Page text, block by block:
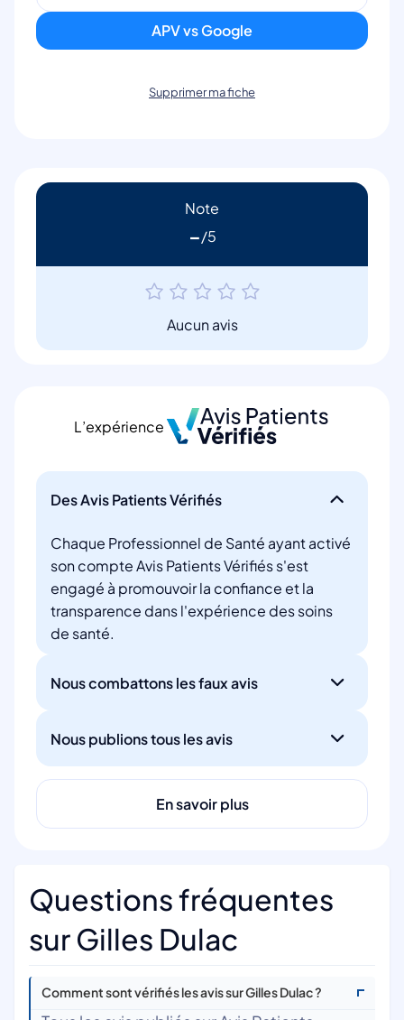
APV vs Google
Supprimer ma fiche
Note
-
Aucun avis
L’expérience
Des Avis Patients Vérifiés
Chaque Professionnel de Santé ayant activé
son compte Avis Patients Vérifiés s'est
engagé à promouvoir la confiance et la
transparence dans l'expérience des soins
de santé.
Nous combattons les faux avis
Nous publions tous les avis
En savoir plus
Questions fréquentes
sur Gilles Dulac
Comment sont vérifiés les avis sur Gilles Dulac ?